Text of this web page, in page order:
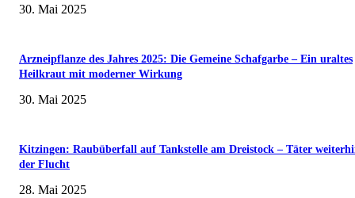
30. Mai 2025
Arzneipflanze des Jahres 2025: Die Gemeine Schafgarbe – Ein uraltes
Heilkraut mit moderner Wirkung
30. Mai 2025
Kitzingen: Raubüberfall auf Tankstelle am Dreistock – Täter
der Flucht
28. Mai 2025